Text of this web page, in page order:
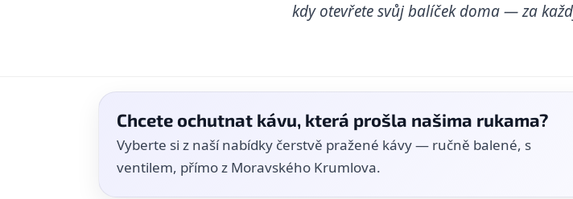
kdy otevřete svůj balíček doma — za
Chcete ochutnat kávu, která prošla našima rukama?
Vyberte si z naší nabídky čerstvě pražené kávy — ručně balené, s
ventilem, přímo z Moravského Krumlova.